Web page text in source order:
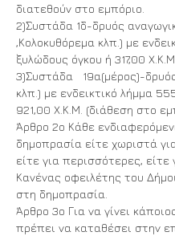
διατεθούν στο εμπόριο.
2)Συστάδα 1δ-δρυός
,Κολοκυθόρεμα κλπ.) με
ξυλώδους όγκου ή 317,00
3)Συστάδα 19α(μέρος)-
κλπ.) με ενδεικτικό λήμμα
921,00 Χ.Κ.Μ. (διάθεση στο
Άρθρο 2ο Κάθε
δημοπρασία είτε χωριστά
είτε για περισσότερες,
Κανένας οφειλέτης του
στη δημοπρασία.
Άρθρο 3ο Για να γίνει
πρέπει να καταθέσει στην